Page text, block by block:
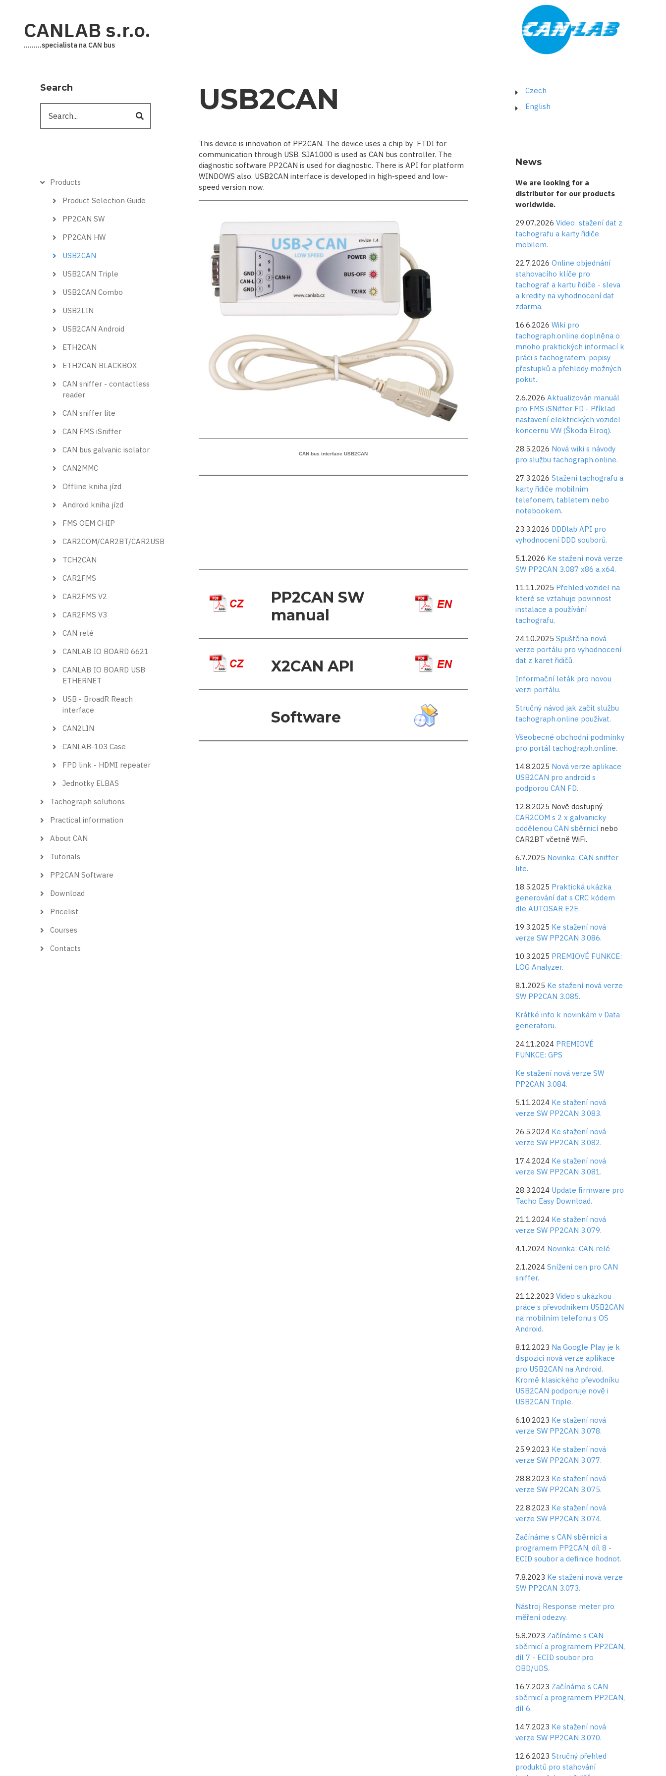
contentCANLAB s.r.o.
.........specialista na CAN bus
USB2CAN
This device is innovation of PP2CAN. The device uses a chip by FTDI for
communication through USB. SJA1000 is used as CAN bus controller. The
diagnostic software PP2CAN is used for diagnostic. There is API for platform
WINDOWS also. USB2CAN interface is developed in high-speed and low-
speed version now.
CAN bus interface USB2CAN
PP2CAN SW
manual
X2CAN API
Software
Search
Hlavní
Products
Product Selection Guide
PP2CAN SW
PP2CAN HW
USB2CAN
USB2CAN Triple
USB2CAN Combo
USB2LIN
USB2CAN Android
ETH2CAN
ETH2CAN BLACKBOX
CAN sniffer - contactless
reader
CAN sniffer lite
CAN FMS iSniffer
CAN bus galvanic isolator
CAN2MMC
Offline kniha jízd
Android kniha jízd
FMS OEM CHIP
CAR2COM/CAR2BT/CAR2USB
TCH2CAN
CAR2FMS
CAR2FMS V2
CAR2FMS V3
CAN relé
CANLAB IO BOARD 6621
CANLAB IO BOARD USB
ETHERNET
USB - BroadR Reach
interface
CAN2LIN
CANLAB-103 Case
FPD link - HDMI repeater
Jednotky ELBAS
Tachograph solutions
Practical information
About CAN
Tutorials
PP2CAN Software
Download
Pricelist
Courses
Contacts
Czech
English
News
We are looking for a
distributor for our products
worldwide.
29.07.2026 Video: stažení dat z
tachografu a karty řidiče
mobilem.
22.7.2026 Online objednání
stahovacího klíče pro
tachograf a kartu řidiče - sleva
a kredity na vyhodnocení dat
zdarma.
16.6.2026 Wiki pro
tachograph.online doplněna o
mnoho praktických informací k
práci s tachografem, popisy
přestupků a přehledy možných
pokut.
2.6.2026 Aktualizován manuál
pro FMS iSNiffer FD - Příklad
nastavení elektrických vozidel
koncernu VW (Škoda Elroq).
28.5.2026 Nová wiki s návody
pro službu tachograph.online.
27.3.2026 Stažení tachografu a
karty řidiče mobilním
telefonem, tabletem nebo
notebookem.
23.3.2026 DDDlab API pro
vyhodnocení DDD souborů.
5.1.2026 Ke stažení nová verze
SW PP2CAN 3.087 x86 a x64.
11.11.2025 Přehled vozidel na
které se vztahuje povinnost
instalace a používání
tachografu.
24.10.2025 Spuštěna nová
verze portálu pro vyhodnocení
dat z karet řidičů.
Informační leták pro novou
verzi portálu.
Stručný návod jak začít službu
tachograph.online používat.
Všeobecné obchodní podmínky
pro portál tachograph.online.
14.8.2025 Nová verze aplikace
USB2CAN pro android s
podporou CAN FD.
12.8.2025 Nově dostupný
CAR2COM s 2 x galvanicky
oddělenou CAN sběrnicí nebo
CAR2BT včetně WiFi.
6.7.2025 Novinka: CAN sniffer
lite.
18.5.2025 Praktická ukázka
generování dat s CRC kódem
dle AUTOSAR E2E.
19.3.2025 Ke stažení nová
verze SW PP2CAN 3.086.
10.3.2025 PREMIOVÉ FUNKCE:
LOG Analyzer.
8.1.2025 Ke stažení nová verze
SW PP2CAN 3.085.
Krátké info k novinkám v Data
generatoru.
24.11.2024 PREMIOVÉ
FUNKCE: GPS
Ke stažení nová verze SW
PP2CAN 3.084.
5.11.2024 Ke stažení nová
verze SW PP2CAN 3.083.
26.5.2024 Ke stažení nová
verze SW PP2CAN 3.082.
17.4.2024 Ke stažení nová
verze SW PP2CAN 3.081.
28.3.2024 Update firmware pro
Tacho Easy Download.
21.1.2024 Ke stažení nová
verze SW PP2CAN 3.079.
4.1.2024 Novinka: CAN relé
2.1.2024 Snížení cen pro CAN
sniffer.
21.12.2023 Video s ukázkou
práce s převodníkem USB2CAN
na mobilním telefonu s OS
Android.
8.12.2023 Na Google Play je k
dispozici nová verze aplikace
pro USB2CAN na Android.
Kromě klasického převodníku
USB2CAN podporuje nově i
USB2CAN Triple.
6.10.2023 Ke stažení nová
verze SW PP2CAN 3.078.
25.9.2023 Ke stažení nová
verze SW PP2CAN 3.077.
28.8.2023 Ke stažení nová
verze SW PP2CAN 3.075.
22.8.2023 Ke stažení nová
verze SW PP2CAN 3.074.
Začínáme s CAN sběrnicí a
programem PP2CAN, díl 8 -
ECID soubor a definice hodnot.
7.8.2023 Ke stažení nová verze
SW PP2CAN 3.073.
Nástroj Response meter pro
měření odezvy.
5.8.2023 Začínáme s CAN
sběrnicí a programem PP2CAN,
díl 7 - ECID soubor pro
OBD/UDS.
16.7.2023 Začínáme s CAN
sběrnicí a programem PP2CAN,
díl 6.
14.7.2023 Ke stažení nová
verze SW PP2CAN 3.070.
12.6.2023 Stručný přehled
produktů pro stahování